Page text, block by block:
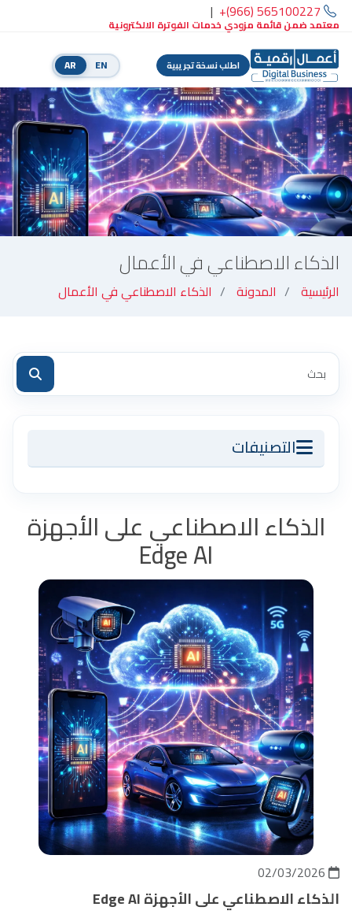
+(966) 565100227
|
معتمد ضمن قائمة مزودي خدمات الفوترة الالكترونية
اطلب نسخة تجريبية EN
AR
الذكاء الاصطناعي في الأعمال
الرئيسية المدونة الذكاء الاصطناعي في الأعمال
التصنيفات
الذكاء الاصطناعي على الأجهزة
Edge AI
الذكاء الاصطناعي على الأجهزةEdge AI